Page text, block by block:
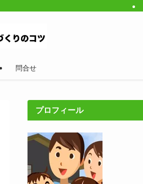
問合せ
プロフィール